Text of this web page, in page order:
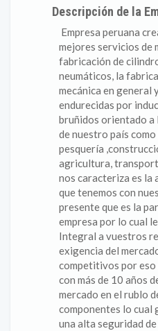
Descripción de la
Empresa peruana
mejores servicios de
fabricación de
neumáticos, la
mecánica en general
endurecidas por
bruñidos orientado
de nuestro país
pesquería
agricultura,
nos caracteriza es la
que tenemos con
presente que es la
empresa por lo cual
Integral a vuestros
exigencia del
competitivos por eso
con más de 10 años
mercado en el rublo
componentes lo cual
una alta seguridad